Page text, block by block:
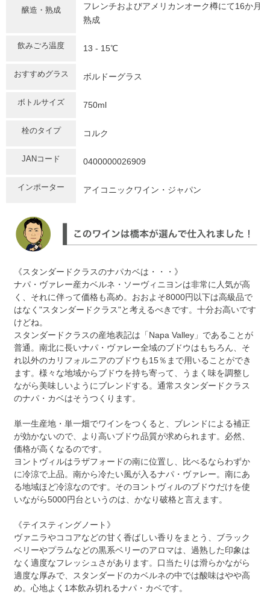
醸造・熟成
フレンチおよびアメリカンオーク樽にて16か月
熟成
飲みごろ温度 13 - 15℃
おすすめグラス ボルドーグラス
ボトルサイズ 750ml
栓のタイプ コルク
JANコード 0400000026909
インポーター アイコニックワイン・ジャパン
《スタンダードクラスのナパカベは・・・》
ナパ・ヴァレー産カベルネ・ソーヴィニヨンは非常に人気が高
く、それに伴って価格も高め。おおよそ8000円以下は高級品で
はなく"スタンダードクラス"と考えるべきです。十分お高いです
けどね。
スタンダードクラスの産地表記は「Napa Valley」であることが
普通。南北に長いナパ・ヴァレー全域のブドウはもちろん、そ
れ以外のカリフォルニアのブドウも15％まで用いることができ
ます。様々な地域からブドウを持ち寄って、うまく味を調整し
ながら美味しいようにブレンドする。通常スタンダードクラス
のナパ・カベはそうつくります。
単一生産地・単一畑でワインをつくると、ブレンドによる補正
が効かないので、より高いブドウ品質が求められます。必然、
価格が高くなるのです。
ヨントヴィルはラザフォードの南に位置し、比べるならわずか
に冷涼で上品。南から冷たい風が入るナパ・ヴァレー。南にあ
る地域ほど冷涼なのです。そのヨントヴィルのブドウだけを使
いながら5000円台というのは、かなり破格と言えます。
《テイスティングノート》
ヴァニラやココアなどの甘く香ばしい香りをまとう、ブラック
ベリーやプラムなどの黒系ベリーのアロマは、過熟した印象は
なく適度なフレッシュさがあります。口当たりは滑らかながら
適度な厚みで、スタンダードのカベルネの中では酸味はやや高
め。心地よく1本飲み切れるナパ・カベです。